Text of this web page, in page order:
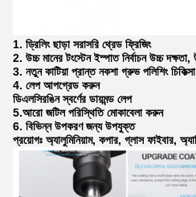
1. ড্রিলিং ছাড়া সরাসরি থ্রেড ফ্রিজিং
2. উচ্চ মানের টংস্টেন ইস্পাত নির্বাচন উচ্চ
3. নতুন কাটিয়া প্রান্ত নকশা গ্রুভ পলিশিং
4. লেপ আপগ্রেড করুন
ডিএলসিরঙিন স্বর্ণের ডায়মন্ড লেপ
5.আরো জটিল পরিস্থিতি মোকাবেলা করুন
6. বিভিন্ন উপকরণ জন্য উপযুক্ত
প্রয়োগঃ অ্যালুমিনিয়াম, কপার, গ্লাস ফাইবার,